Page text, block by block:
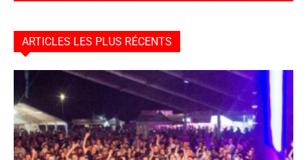
ARTICLES LES PLUS RÉCENTS